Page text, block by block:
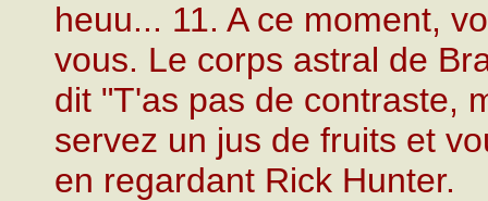
heuu... 11. A ce moment,
vous. Le corps astral de
dit "T'as pas de contraste,
servez un jus de fruits et
en regardant Rick Hunter.